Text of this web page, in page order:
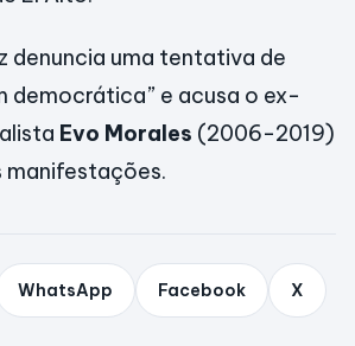
denuncia uma tentativa de
democrática” e acusa o ex-
Evo Morales (2006-2019)
manifestações.
WhatsApp Facebook X